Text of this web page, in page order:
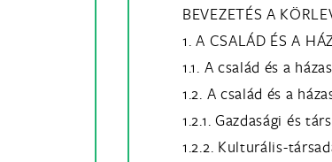
BEVEZETÉS A
1. A CSALÁD ÉS A
1.1. A család és a
1.2. A család és a
1.2.1. Gazdasági és
1.2.2. Kulturális-